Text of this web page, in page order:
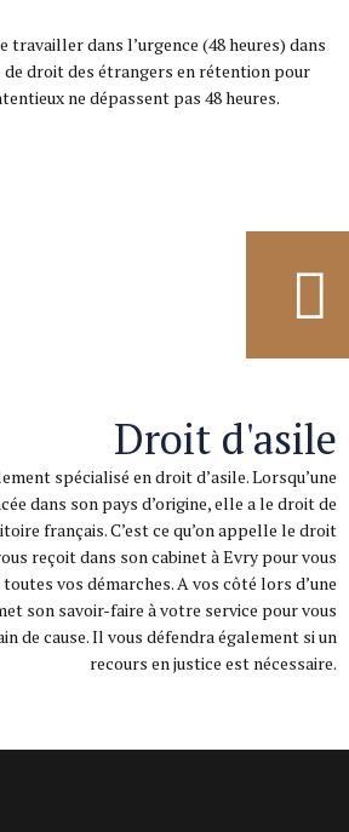
travailler dans l’urgence (48 heures) dans
de droit des étrangers en rétention pour
ne dépassent pas 48 heures.
Droit d'asile
spécialisé en droit d’asile. Lorsqu’une
dans son pays d’origine, elle a le droit de
français. C’est ce qu’on appelle le droit
reçoit dans son cabinet à Evry pour vous
vos démarches. A vos côté lors d’une
son savoir-faire à votre service pour vous
de cause. Il vous défendra également si un
recours en justice est nécessaire.